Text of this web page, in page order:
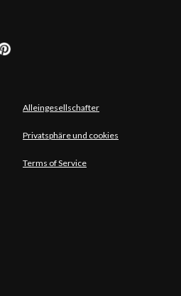
Alleingesellschafter
Privatsphäre und cookies
Terms of Service